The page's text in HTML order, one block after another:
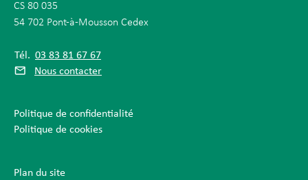
CS 80 035
54 702 Pont-à-Mousson Cedex
Tél. 03 83 81 67 67
Nous contacter
Politique de confidentialité
Politique de cookies
Plan du site